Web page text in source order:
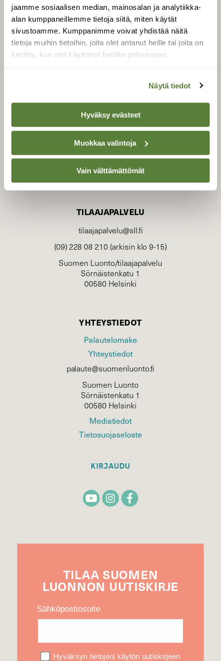
jaamme sosiaalisen median, mainosalan ja analytiikka-
alan kumppaneillemme tietoja siitä, miten käytät
sivustoamme. Kumppanimme voivat yhdistää näitä
tietoja muihin tietoihin, joita olet antanut heille tai joita on
kerätty, kun olet käyttänyt heidän palvelujaan.
Näytä tiedot
Hyväksy evästeet
Muokkaa valintoja
Vain välttämättömät
SUOMEN LUONNON­
SUOJELU­LIITTO
Suomen Luonto -lehden
luonnonsuojelu­liitto.
TILAAJAPALVELU
tilaajapalvelu@sll.fi
(09) 228 08 210 (arkisin klo 9-15)
Suomen Luonto/tilaajapalvelu
Sörnäistenkatu 1
00580 Helsinki
YHTEYSTIEDOT
Palautelomake
Yhteystiedot
palaute@suomenluonto.fi
Suomen Luonto
Sörnäistenkatu 1
00580 Helsinki
Mediatiedot
Tietosuojaseloste
KIRJAUDU
TILAA SUOMEN
LUONNON UUTIS­KIRJE
Sähköpostiosoite
Hyväksyn tietojeni käytön uutiskirjeen